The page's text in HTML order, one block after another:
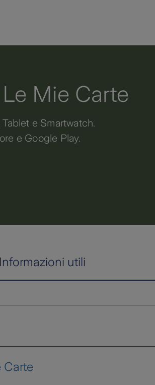
Mie Carte
e Smartwatch.
e Google Play.
Informazioni utili
Carte